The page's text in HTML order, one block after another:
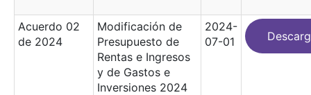
Acuerdo 02
de 2024
Modificación de
Presupuesto de
Rentas e Ingresos
y de Gastos e
Inversiones 2024
2024-
07-01